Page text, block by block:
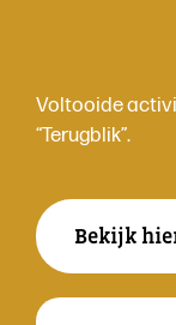
Voltooide
“Terugblik”.
Bekijk